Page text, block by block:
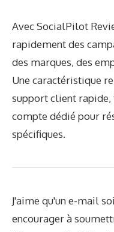
Avec SocialPilot
rapidement des
des marques, des
Une caractéristique
support client rapide,
compte dédié pour
spécifiques.
J'aime qu'un e-mail
encourager à